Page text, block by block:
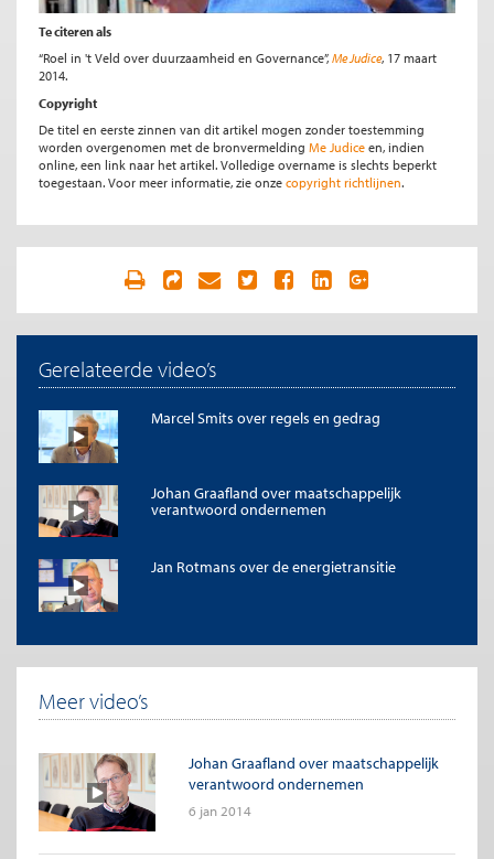
Te citeren als
“Roel in 't Veld over duurzaamheid en Governance”, Me Judice, 17 maart
2014.
Copyright
De titel en eerste zinnen van dit artikel mogen zonder toestemming
worden overgenomen met de bronvermelding Me Judice en, indien
online, een link naar het artikel. Volledige overname is slechts beperkt
toegestaan. Voor meer informatie, zie onze copyright richtlijnen.
Gerelateerde video’s
Marcel Smits over regels en gedrag
Johan Graafland over maatschappelijk
verantwoord ondernemen
Jan Rotmans over de energietransitie
Meer video’s
Johan Graafland over maatschappelijk
verantwoord ondernemen
6 jan 2014